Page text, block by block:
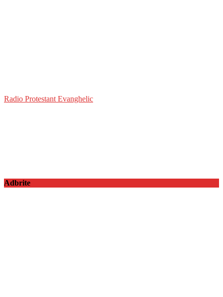
Radio Protestant Evanghelic
Adbrite